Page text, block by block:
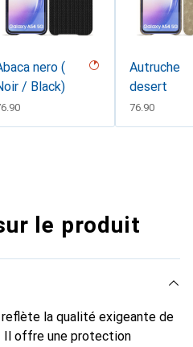
nero (
/ Black)
Autruche
desert
CHF
76.90
le produit
la qualité exigeante de
Il offre une protection